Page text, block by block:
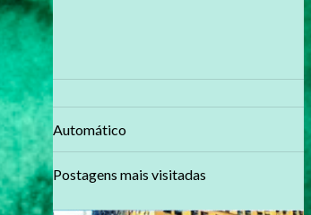
Automático
Postagens mais visitadas